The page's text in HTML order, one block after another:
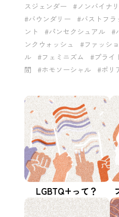
スジェンダー
#ノンバイナ
#バウンダリー
#バストフラ
ント
#パンセクシュアル #
ンクウォッシュ
#ファッシ
ル
#フェミニズム #プライ
間
#ホモソーシャル #ポリ
LGBTQ+って？